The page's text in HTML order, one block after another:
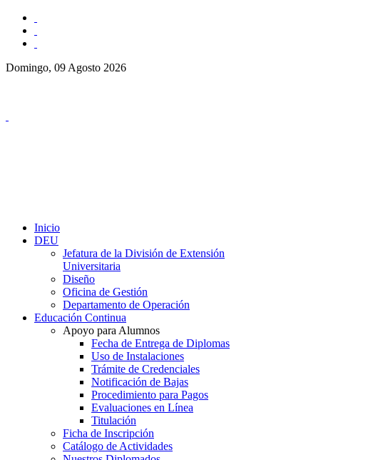
Domingo, 09 Agosto 2026
Inicio
DEU
Jefatura de la División de Extensión
Universitaria
Diseño
Oficina de Gestión
Departamento de Operación
Educación Continua
Apoyo para Alumnos
Fecha de Entrega de Diplomas
Uso de Instalaciones
Trámite de Credenciales
Notificación de Bajas
Procedimiento para Pagos
Evaluaciones en Línea
Titulación
Ficha de Inscripción
Catálogo de Actividades